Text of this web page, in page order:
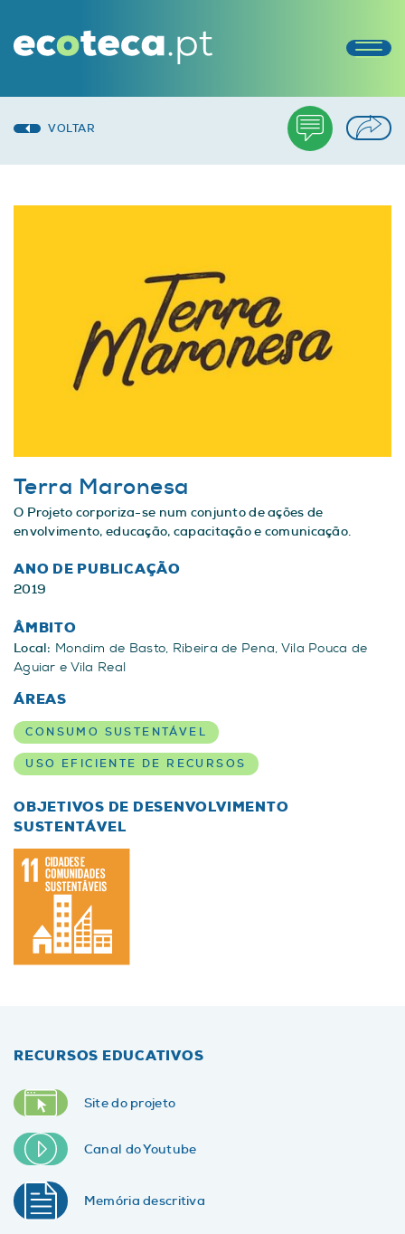
VOLTAR
Terra Maronesa
O Projeto corporiza-se num conjunto de ações de
envolvimento, educação, capacitação e comunicação.
ANO DE PUBLICAÇÃO
2019
ÂMBITO
Local: Mondim de Basto, Ribeira de Pena, Vila Pouca de
Aguiar e Vila Real
ÁREAS
CONSUMO SUSTENTÁVEL
USO EFICIENTE DE RECURSOS
OBJETIVOS DE DESENVOLVIMENTO
SUSTENTÁVEL
RECURSOS EDUCATIVOS
Site do projeto
Canal do Youtube
Memória descritiva